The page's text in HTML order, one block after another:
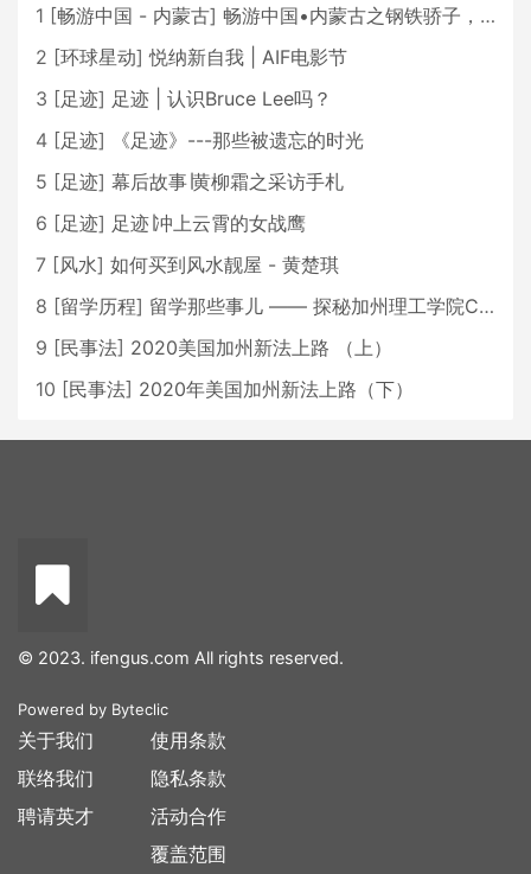
1 [畅游中国 - 内蒙古] 畅游中国•内蒙古之钢铁骄子，魅力包头
2 [环球星动] 悦纳新自我 | AIF电影节
3 [足迹] 足迹 | 认识Bruce Lee吗？
4 [足迹]
《足迹》---那些被遗忘的时光
5 [足迹] 幕后故事∣黄柳霜之采访手札
6 [足迹] 足迹∣冲上云霄的女战鹰
7 [风水] 如何买到风水靓屋 - 黄楚琪
8 [留学历程] 留学那些事儿 —— 探秘加州理工学院Caltech博士生活 [上集]
9 [民事法] 2020美国加州新法上路 （上）
10 [民事法] 2020年美国加州新法上路（下）
© 2023. ifengus.com All rights reserved.
Powered by Byteclic
关于我们
联络我们
聘请英才
使用条款
隐私条款
活动合作
覆盖范围